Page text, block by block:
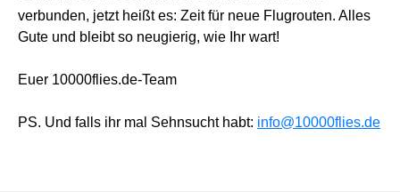
verbunden, jetzt heißt es: Zeit für neue Flugrouten. Alles
Gute und bleibt so neugierig, wie Ihr wart!
Euer 10000flies.de-Team
PS. Und falls ihr mal Sehnsucht habt: info@10000flies.de